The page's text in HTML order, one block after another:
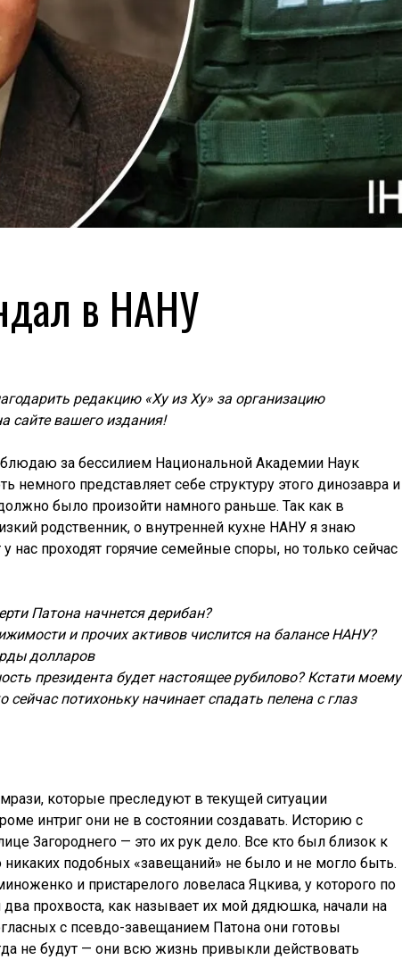
в НАНУ
редакцию «Ху из Ху» за организацию
сайте вашего издания!
за бессилием Национальной Академии Наук
немного представляет себе структуру этого динозавра и
было произойти намного раньше. Так как в
родственник, о внутренней кухне НАНУ я знаю
нас проходят горячие семейные споры, но только сейчас
Патона начнется дерибан?
и прочих активов числится на балансе НАНУ?
долларов
президента будет настоящее рубилово? Кстати моему
потихоньку начинает спадать пелена с глаз
которые преследуют в текущей ситуации
интриг они не в состоянии создавать. Историю с
Загороднего — это их рук дело. Все кто был близок к
подобных «завещаний» не было и не могло быть.
и пристарелого ловеласа Яцкива, у которого по
прохвоста, как называет их мой дядюшка, начали на
с псевдо-завещанием Патона они готовы
не будут — они всю жизнь привыкли действовать